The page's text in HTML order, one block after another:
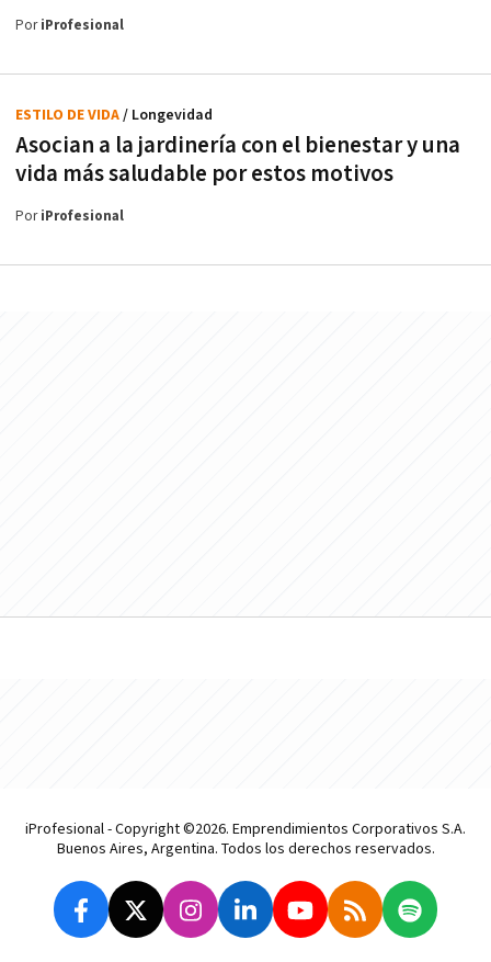
PoriProfesional
Asocian a la jardinería con el bienestar y una
vida más saludable por estos motivos
ESTILO DE VIDA/ Longevidad
PoriProfesional
iProfesional - Copyright ©2026. Emprendimientos Corporativos S.A.
Buenos Aires, Argentina. Todos los derechos reservados.